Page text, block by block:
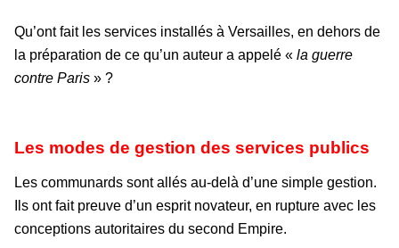
Qu’ont fait les services installés à Versailles, en dehors de
la préparation de ce qu’un auteur a appelé « la guerre
contre Paris » ?
Les modes de gestion des services publics
Les communards sont allés au-delà d’une simple gestion.
Ils ont fait preuve d’un esprit novateur, en rupture avec les
conceptions autoritaires du second Empire.